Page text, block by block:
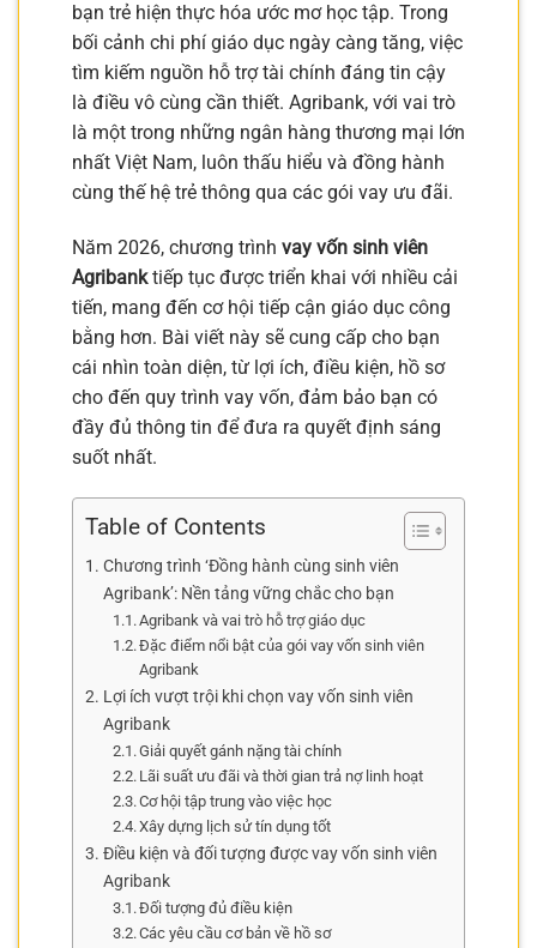
bạn trẻ hiện thực hóa ước mơ học tập. Trong
bối cảnh chi phí giáo dục ngày càng tăng, việc
tìm kiếm nguồn hỗ trợ tài chính đáng tin cậy
là điều vô cùng cần thiết. Agribank, với vai trò
là một trong những ngân hàng thương mại lớn
nhất Việt Nam, luôn thấu hiểu và đồng hành
cùng thế hệ trẻ thông qua các gói vay ưu đãi.
Năm 2026, chương trình vay vốn sinh viên
Agribanktiếp tục được triển khai với nhiều cải
tiến, mang đến cơ hội tiếp cận giáo dục công
bằng hơn. Bài viết này sẽ cung cấp cho bạn
cái nhìn toàn diện, từ lợi ích, điều kiện, hồ sơ
cho đến quy trình vay vốn, đảm bảo bạn có
đầy đủ thông tin để đưa ra quyết định sáng
suốt nhất.
Table of Contents
Chương trình ‘Đồng hành cùng sinh viên
Agribank’: Nền tảng vững chắc cho bạn
Agribank và vai trò hỗ trợ giáo dục
Đặc điểm nổi bật của gói vay vốn sinh viên
Agribank
Lợi ích vượt trội khi chọn vay vốn sinh viên
Agribank
Giải quyết gánh nặng tài chính
Lãi suất ưu đãi và thời gian trả nợ linh hoạt
Cơ hội tập trung vào việc học
Xây dựng lịch sử tín dụng tốt
Điều kiện và đối tượng được vay vốn sinh viên
Agribank
Đối tượng đủ điều kiện
Các yêu cầu cơ bản về hồ sơ